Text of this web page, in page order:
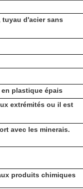
tuyau d'acier sans
plastique épais
extrémités ou il est
avec les minerais.
produits chimiques